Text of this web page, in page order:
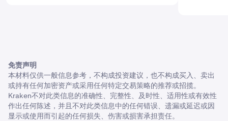
免责声明
本材料仅供一般信息参考，不构成投资建议，也不构成买入、卖出
或持有任何加密资产或采用任何特定交易策略的推荐或招揽。
Kraken不对此类信息的准确性、完整性、及时性、适用性或有效性
作出任何陈述，并且不对此类信息中的任何错误、遗漏或延迟或因
显示或使用而引起的任何损失、伤害或损害承担责任。